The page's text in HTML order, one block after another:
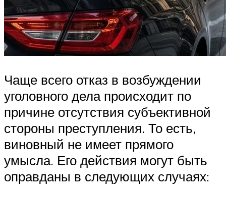
Чаще всего отказ в возбуждении
уголовного дела происходит по
причине отсутствия субъективной
стороны преступления. То есть,
виновный не имеет прямого
умысла. Его действия могут быть
оправданы в следующих случаях: